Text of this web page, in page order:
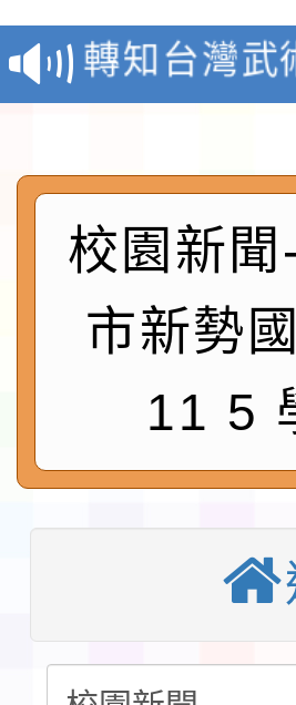
生入學前鑑
轉知台灣武
月29日中
術精英錦標
「抗生素聰
動」插畫徵
淨零綠生活
會
地景藝術節
115年8月
開 智慧啟
「2026桃
轉知國立
習海報及
淨零綠領
116學年度
校園新
市新勢
11 5